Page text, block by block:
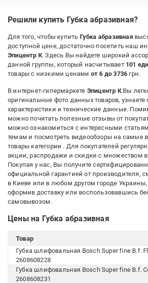
Решили купить Губка абразивная?
Для того, чтобы купить Губка абразивная
доступной цене, достаточно посетить наш
Эпицентр К. Здесь Вы найдете широкий
данной группы, который насчитывает 101
товары с низкими ценами от 6 до 3736 грн.
В интернет-гипермаркете Эпицентр КВы
оригинальные фото данных товаров,
характеристики и технические данные.
можно почитать полезные отзывы от
можно ознакомиться с интересными
темам и посмотреть видеообзоры на самые
товары категории . Для покупателей
акции, распродажи и скидки с множеством
Покупая у нас, Вы получите
официальной гарантией от производителя,
в Киеве или в любом другом городе
оформив доставку или воспользовавшись
самовывозом.
Цены на Губка абразивная
Товар
Губка шлифовальная Bosch Super fine B.f.
2608608228
Губка шлифовальная Bosch Super fine B.f.
2608608231